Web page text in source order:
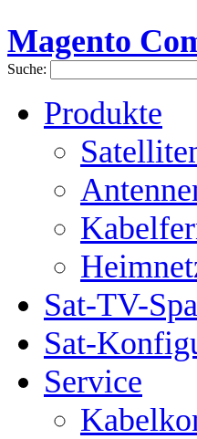
Magento
Suche:
Produkte
Sat-TV-
Sat-
Service